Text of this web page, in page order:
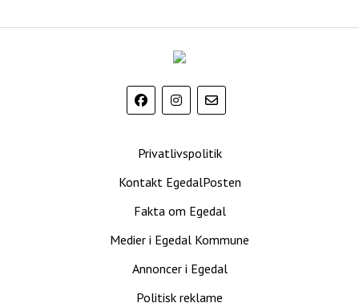
EgedalPosten
Privatlivspolitik
Kontakt EgedalPosten
Fakta om Egedal
Medier i Egedal Kommune
Annoncer i Egedal
Politisk reklame